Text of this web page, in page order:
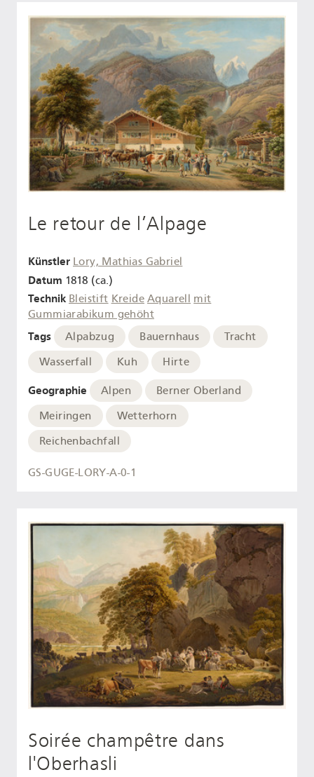
Le retour de l’Alpage
Künstler Lory, Mathias Gabriel
Datum 1818 (ca.)
Technik Bleistift Kreide Aquarell
mit
Gummiarabikum gehöht
Tags Alpabzug Bauernhaus
Tracht
Wasserfall
Kuh Hirte
Geographie Alpen
Berner Oberland
Meiringen
Wetterhorn
Reichenbachfall
GS-GUGE-LORY-A-0-1
Soirée champêtre dans
l'Oberhasli